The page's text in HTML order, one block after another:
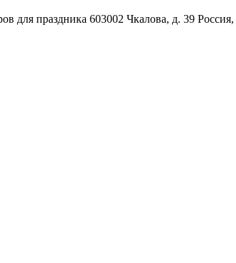
для праздника 603002 Чкалова, д. 39 Россия,